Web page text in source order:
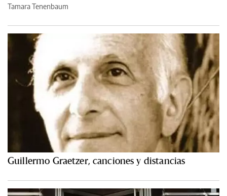
Tamara Tenenbaum
Guillermo Graetzer, canciones y distancias